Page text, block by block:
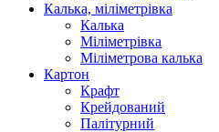
Калька, міліметрівка
Калька
Міліметрівка
Міліметрова калька
Картон
Крафт
Крейдований
Палітурний